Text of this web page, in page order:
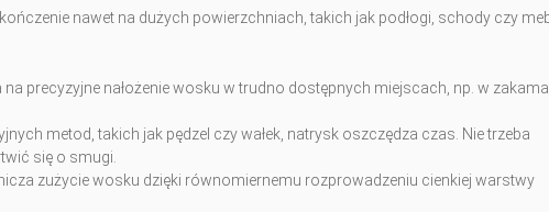
nawet na dużych powierzchniach, takich jak podłogi, schody czy
na precyzyjne nałożenie wosku w trudno dostępnych miejscach, np. w
metod, takich jak pędzel czy wałek, natrysk oszczędza czas. Nie trzeba
się o smugi.
zużycie wosku dzięki równomiernemu rozprowadzeniu cienkiej warstwy